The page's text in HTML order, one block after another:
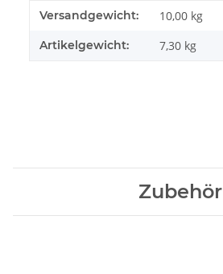
Produkteigenschaft
Wert
Versandgewicht: 10,00 kg
Artikelgewicht: 7,30 kg
Zubehör